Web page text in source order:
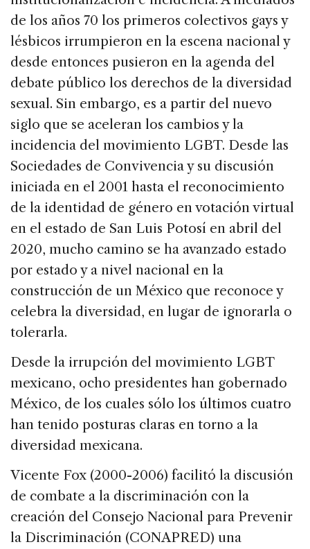
de los años 70 los primeros colectivos gays y
lésbicos irrumpieron en la escena nacional y
desde entonces pusieron en la agenda del
debate público los derechos de la diversidad
sexual. Sin embargo, es a partir del nuevo
siglo que se aceleran los cambios y la
incidencia del movimiento LGBT. Desde las
Sociedades de Convivencia y su discusión
iniciada en el 2001 hasta el reconocimiento
de la identidad de género en votación virtual
en el estado de San Luis Potosí en abril del
2020, mucho camino se ha avanzado estado
por estado y a nivel nacional en la
construcción de un México que reconoce y
celebra la diversidad, en lugar de ignorarla o
tolerarla.
Desde la irrupción del movimiento LGBT
mexicano, ocho presidentes han gobernado
México, de los cuales sólo los últimos cuatro
han tenido posturas claras en torno a la
diversidad mexicana.
Vicente Fox (2000-2006) facilitó la discusión
de combate a la discriminación con la
creación del Consejo Nacional para Prevenir
la Discriminación (CONAPRED) una